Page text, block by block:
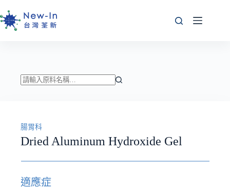
至
主
符
合
的
腸胃科
Dried Aluminum Hydroxide Gel
適應症